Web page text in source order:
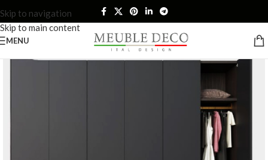
Skip to navigation
Skip to main content
MENU